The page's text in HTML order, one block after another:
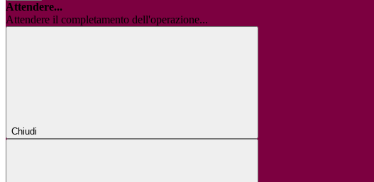
Attendere...
Attendere il completamento dell'operazione...
Chiudi